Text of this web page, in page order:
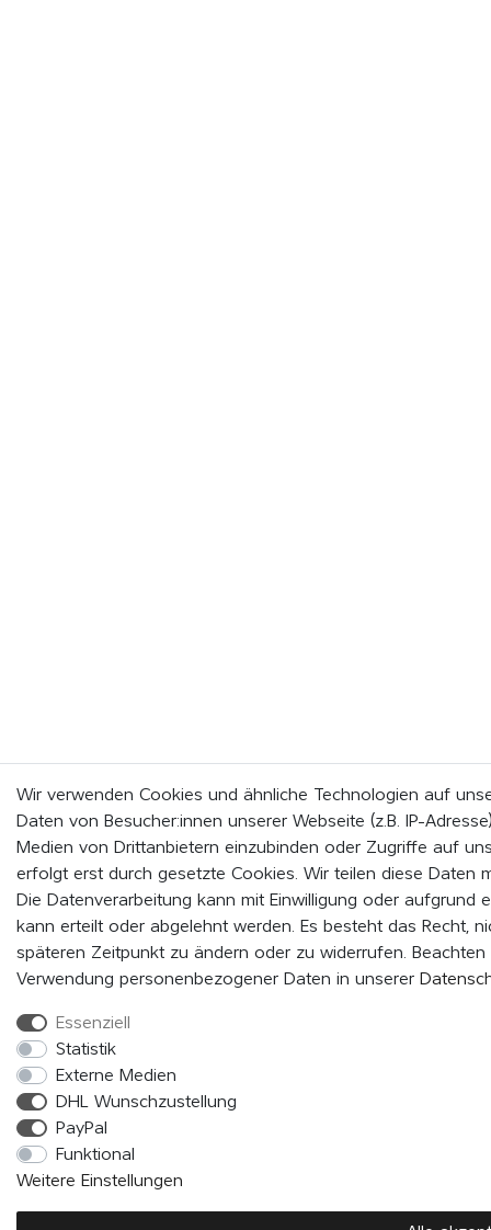
Wir verwenden Cookies und ähnliche Technologien auf
Daten von Besucher:innen unserer Webseite (z.B. IP-
Medien von Drittanbietern einzubinden oder Zugriffe auf
erfolgt erst durch gesetzte Cookies. Wir teilen diese Daten
Die Datenverarbeitung kann mit Einwilligung oder
kann erteilt oder abgelehnt werden. Es besteht das Recht,
späteren Zeitpunkt zu ändern oder zu widerrufen.
Verwendung personenbezogener Daten in unserer
Essenziell
Statistik
Externe Medien
DHL Wunschzustellung
PayPal
Funktional
Weitere Einstellungen